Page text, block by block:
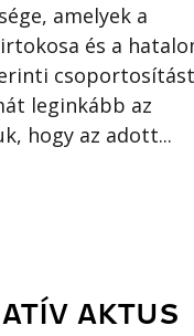
amelyek a
és a
csoportosítást
leginkább az
hogy az adott...
AKTUS